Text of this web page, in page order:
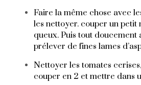
Faire la même chose avec
les nettoyer. couper un petit
queux. Puis tout doucement
prélever de fines lames
Nettoyer les tomates
couper en 2 et mettre dans